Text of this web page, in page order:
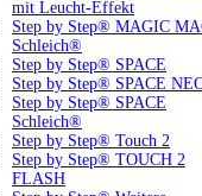
mit Leucht-Effekt
Step by Step® MAGIC
Schleich®
Step by Step® SPACE
Step by Step® SPACE
Step by Step® SPACE
Schleich®
Step by Step® Touch 2
Step by Step® TOUCH 2
FLASH